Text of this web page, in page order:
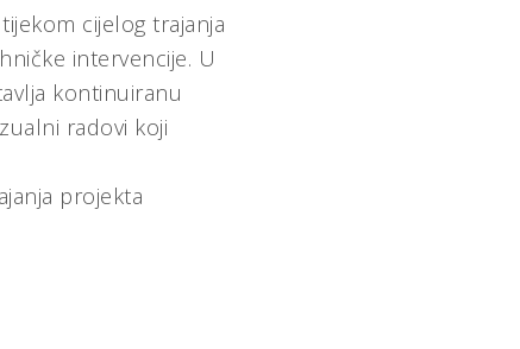
cijelog trajanja
intervencije. U
kontinuiranu
radovi koji
projekta